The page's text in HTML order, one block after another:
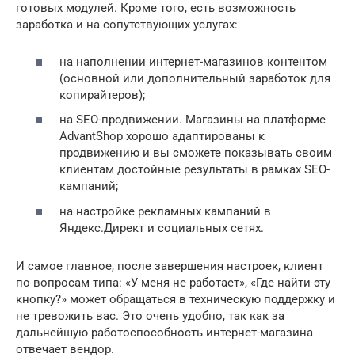
готовых модулей. Кроме того, есть возможность
заработка и на сопутствующих услугах:
на наполнении интернет-магазинов контентом
(основной или дополнительный заработок для
копирайтеров);
на SEO-продвижении. Магазины на платформе
AdvantShop хорошо адаптированы к
продвижению и вы сможете показывать своим
клиентам достойные результаты в рамках SEO-
кампаний;
на настройке рекламных кампаний в
Яндекс.Директ и социальных сетях.
И самое главное, после завершения настроек, клиент
по вопросам типа: «У меня не работает», «Где найти эту
кнопку?» может обращаться в техническую поддержку и
не тревожить вас. Это очень удобно, так как за
дальнейшую работоспособность интернет-магазина
отвечает вендор.